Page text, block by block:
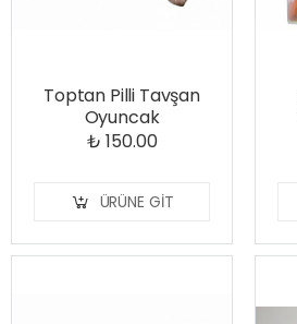
Toptan Pilli Tavşan
Oyuncak
₺ 150.00
ÜRÜNE GIT